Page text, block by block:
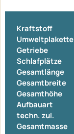
Kraftstoff
Umweltplakette
Getriebe
Schlafplätze
Gesamtlänge
Gesamtbreite
Gesamthöhe
Aufbauart
techn. zul.
Gesamtmasse